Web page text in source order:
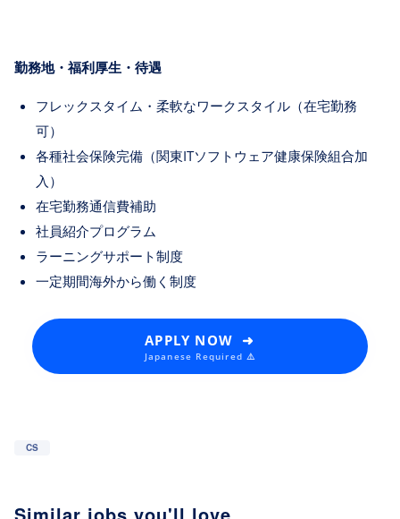
勤務地・福利厚生・待遇
フレックスタイム・柔軟なワークスタイル（在宅勤務
可）
各種社会保険完備（関東ITソフトウェア健康保険組合加
入）
在宅勤務通信費補助
社員紹介プログラム
ラーニングサポート制度
一定期間海外から働く制度
APPLY NOW ➜
Japanese Required ⚠️
CS